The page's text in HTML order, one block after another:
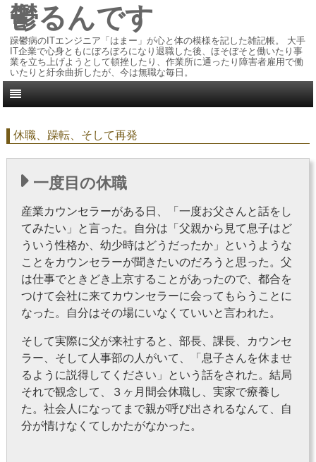
鬱るんです
躁鬱病のITエンジニア「はまー」が心と体の模様を記した雑記帳。 大手
IT企業で心身ともにぼろぼろになり退職した後、ほそぼそと働いたり事
業を立ち上げようとして頓挫したり、作業所に通ったり障害者雇用で働
いたりと紆余曲折したが、今は無職な毎日。
休職、躁転、そして再発
一度目の休職
産業カウンセラーがある日、「一度お父さんと話をし
てみたい」と言った。自分は「父親から見て息子はど
ういう性格か、幼少時はどうだったか」というような
ことをカウンセラーが聞きたいのだろうと思った。父
は仕事でときどき上京することがあったので、都合を
つけて会社に来てカウンセラーに会ってもらうことに
なった。自分はその場にいなくていいと言われた。
そして実際に父が来社すると、部長、課長、カウンセ
ラー、そして人事部の人がいて、「息子さんを休ませ
るように説得してください」という話をされた。結局
それで観念して、３ヶ月間会休職し、実家で療養し
た。社会人になってまで親が呼び出されるなんて、自
分が情けなくてしかたがなかった。